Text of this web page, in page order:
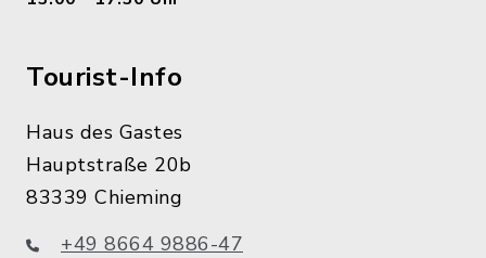
Tourist-Info
Haus des Gastes
Hauptstraße 20b
83339 Chieming
+49 8664 9886-47